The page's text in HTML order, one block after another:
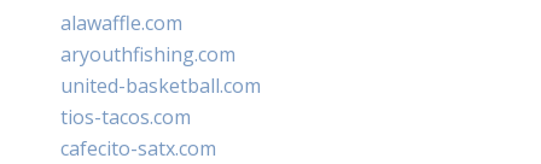
alawaffle.com
aryouthfishing.com
united-basketball.com
tios-tacos.com
cafecito-satx.com